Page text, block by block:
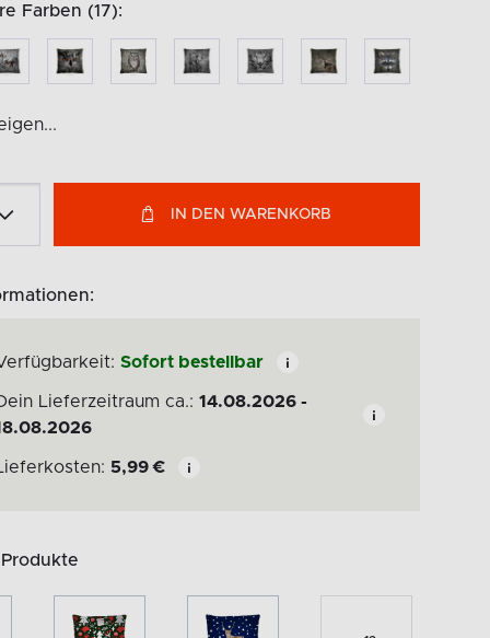
Farben (17):
IN DEN WARENKORB
Sofort bestellbar
Lieferzeitraum ca.: 14.08.2026 -
5,99 €